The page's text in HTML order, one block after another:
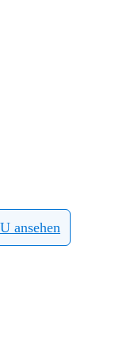
ansehen